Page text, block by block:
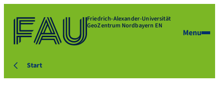
Friedrich-Alexander-Universität
GeoZentrum Nordbayern EN
Menu
Start